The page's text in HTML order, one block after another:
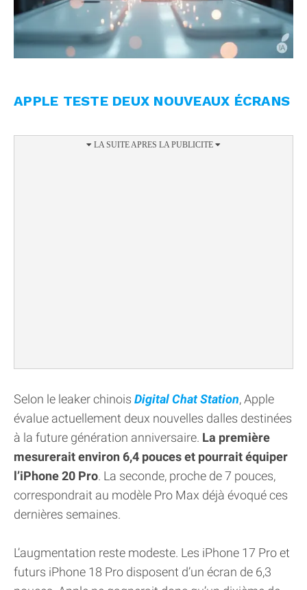
APPLE TESTE DEUX NOUVEAUX ÉCRANS
Selon le leaker chinois Digital Chat Station, Apple
évalue actuellement deux nouvelles dalles destinées
à la future génération anniversaire. La première
mesurerait environ 6,4 pouces et pourrait équiper
l’iPhone 20 Pro. La seconde, proche de 7 pouces,
correspondrait au modèle Pro Max déjà évoqué ces
dernières semaines.
L’augmentation reste modeste. Les iPhone 17 Pro et
futurs iPhone 18 Pro disposent d’un écran de 6,3